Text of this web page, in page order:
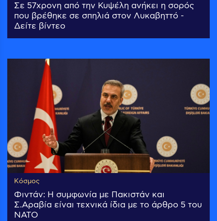
Σε 57χρονη από την Κυψέλη ανήκει η σορός
που βρέθηκε σε σπηλιά στον Λυκαβηττό -
Δείτε βίντεο
Κόσμος
Φιντάν: Η συμφωνία με Πακιστάν και
Σ.Αραβία είναι τεχνικά ίδια με το άρθρο 5 του
ΝΑΤΟ